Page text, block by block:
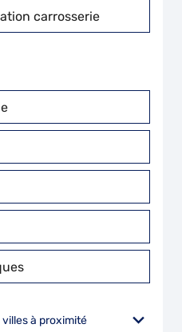
carrosserie
villes à proximité